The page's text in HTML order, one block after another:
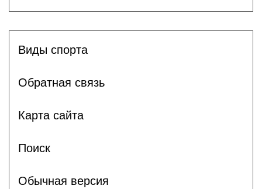
Виды спорта
Обратная связь
Карта сайта
Поиск
Обычная версия